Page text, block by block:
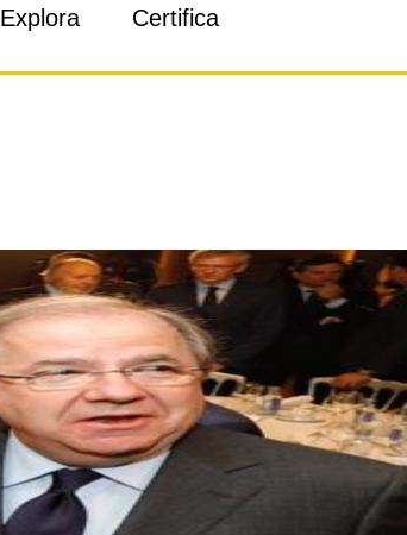
Explora Certifica